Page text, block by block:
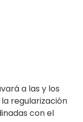
a las y los
regularización
con el